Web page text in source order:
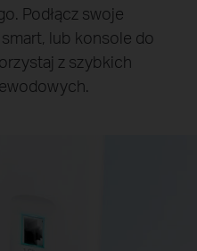
Podłącz swoje
lub konsole do
z szybkich